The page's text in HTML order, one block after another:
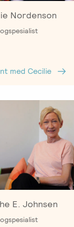
Nordenson
med Cecilie
E. Johnsen